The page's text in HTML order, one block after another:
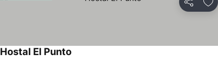
Compartir
Hostal El Punto